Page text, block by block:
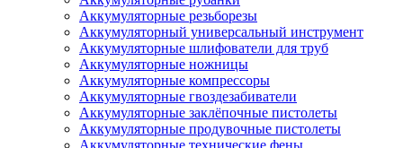
Аккумуляторные резьборезы
Аккумуляторный универсальный инструмент
Аккумуляторные шлифователи для труб
Аккумуляторные ножницы
Аккумуляторные компрессоры
Аккумуляторные гвоздезабиватели
Аккумуляторные заклёпочные пистолеты
Аккумуляторные продувочные пистолеты
Аккумуляторные технические фены